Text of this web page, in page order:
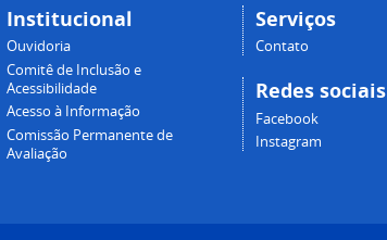
Institucional
Ouvidoria
Comitê de Inclusão e
Acessibilidade
Acesso à Informação
Comissão Permanente de
Avaliação
Serviços
Contato
Redes sociais
Facebook
Instagram